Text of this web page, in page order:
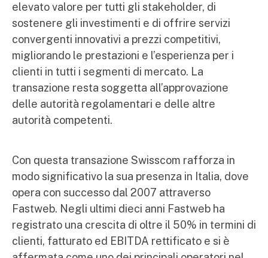
elevato valore per tutti gli stakeholder, di
sostenere gli investimenti e di offrire servizi
convergenti innovativi a prezzi competitivi,
migliorando le prestazioni e l’esperienza per i
clienti in tutti i segmenti di mercato. La
transazione resta soggetta all’approvazione
delle autorità regolamentari e delle altre
autorità competenti.
Con questa transazione Swisscom rafforza in
modo significativo la sua presenza in Italia, dove
opera con successo dal 2007 attraverso
Fastweb. Negli ultimi dieci anni Fastweb ha
registrato una crescita di oltre il 50% in termini di
clienti, fatturato ed EBITDA rettificato e si è